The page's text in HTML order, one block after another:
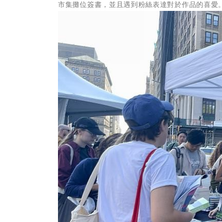
市集攤位簽書，並且遇到粉絲表達對於作品的喜愛